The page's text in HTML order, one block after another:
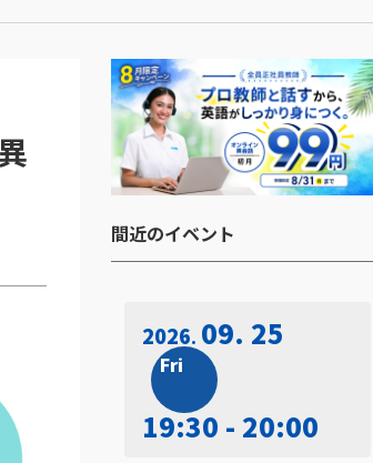
間近のイベント​
2026 09. 25
Fri
19:30 - 20:00